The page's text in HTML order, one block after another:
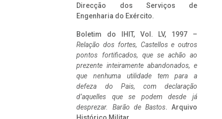
Direcção dos Serviços de
Engenharia do Exército.
Boletim do IHIT, Vol. LV, 1997 –
Relação dos fortes, Castellos e outros
pontos fortificados, que se achão ao
prezente inteiramente abandonados, e
que nenhuma utilidade tem para a
defeza do Pais, com declaração
d’aquelles que se podem desde já
desprezar. Barão de Bastos. Arquivo